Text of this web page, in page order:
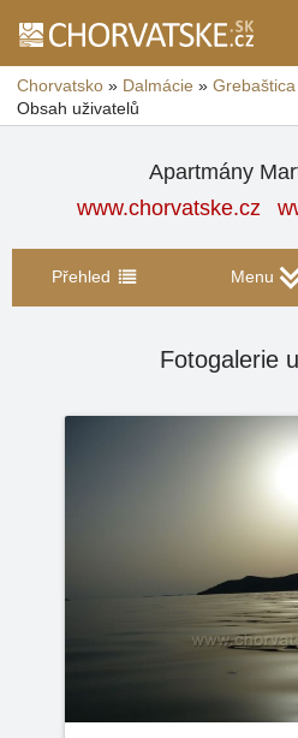
Chorvatsko » Dalmácie » Grebaštica
Obsah uživatelů
Apartmány
www.chorvatske.cz
Přehled Menu
Fotogalerie